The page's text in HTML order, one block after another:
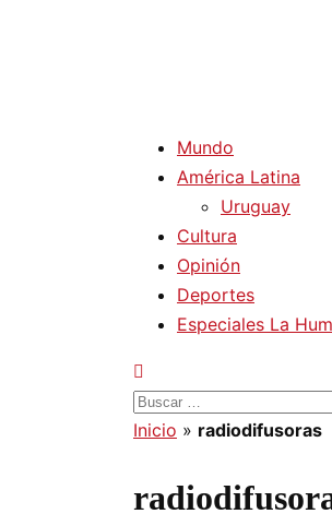
Mundo
América Latina
Uruguay
Cultura
Opinión
Deportes
Especiales La
Buscar:
Inicio » radiodifusoras